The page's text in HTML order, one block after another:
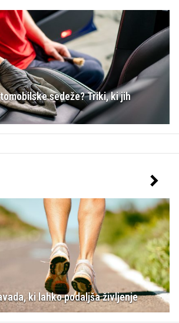
sedeže? Triki, ki jih
ki lahko podaljša življenje